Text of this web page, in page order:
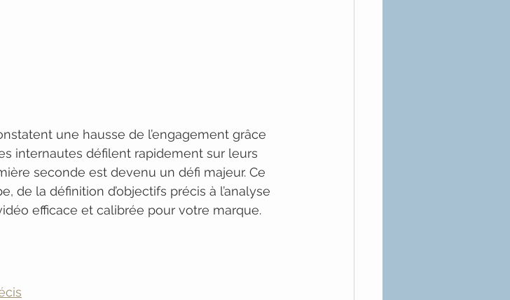
une hausse de l’engagement grâce
internautes défilent rapidement sur leurs
seconde est devenu un défi majeur. Ce
de la définition d’objectifs précis à l’analyse
efficace et calibrée pour votre marque.